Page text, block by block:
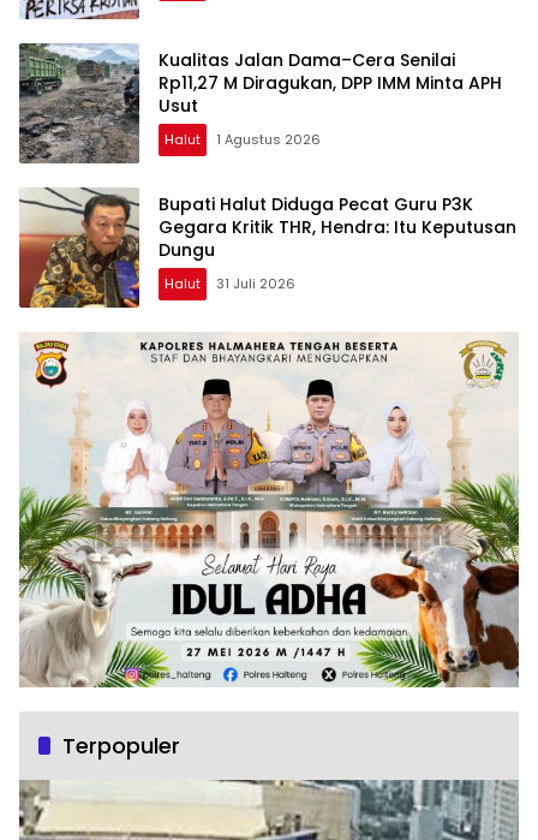
Kualitas Jalan Dama–Cera Senilai
Rp11,27 M Diragukan, DPP IMM Minta APH
Usut
Halut 1 Agustus 2026
Bupati Halut Diduga Pecat Guru P3K
Gegara Kritik THR, Hendra: Itu Keputusan
Dungu
Halut 31 Juli 2026
Terpopuler